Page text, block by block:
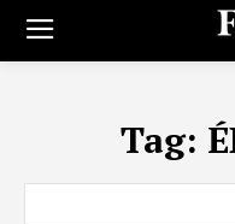
Tag: